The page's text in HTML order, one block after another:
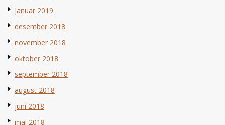
januar 2019
desember 2018
november 2018
oktober 2018
september 2018
august 2018
juni 2018
mai 2018